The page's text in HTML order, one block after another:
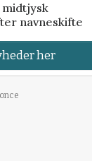
navneskifte
her